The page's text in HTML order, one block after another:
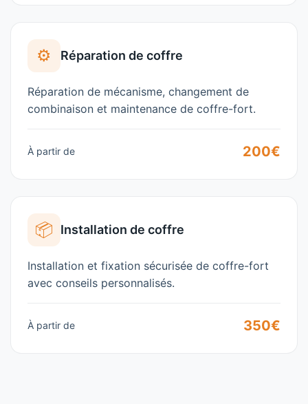
⚙️ Réparation de coffre
Réparation de mécanisme, changement de
combinaison et maintenance de coffre-fort.
À partir de 200€
📦 Installation de coffre
Installation et fixation sécurisée de coffre-fort
avec conseils personnalisés.
À partir de 350€